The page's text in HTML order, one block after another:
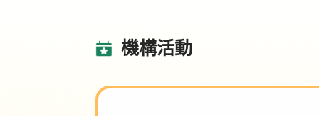
機構活動